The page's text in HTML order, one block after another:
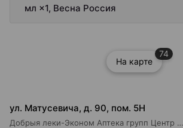
мл ×1, Весна Россия
На карте
74
ул. Матусевича, д. 90, пом. 5Н
Добрыя леки-Эконом Аптека групп Центр ООО Аптека №17